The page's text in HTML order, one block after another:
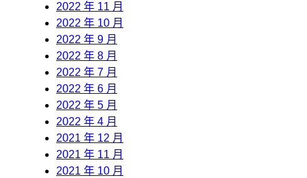
2022 年 11 月
2022 年 10 月
2022 年 9 月
2022 年 8 月
2022 年 7 月
2022 年 6 月
2022 年 5 月
2022 年 4 月
2021 年 12 月
2021 年 11 月
2021 年 10 月